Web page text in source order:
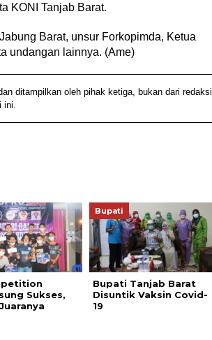
KONI Tanjab Barat.
Barat, unsur Forkopimda, Ketua
undangan lainnya. (Ame)
ditampilkan oleh pihak ketiga, bukan dari redaksi
Sukses,
Bupati
Bupati Tanjab Barat
Disuntik Vaksin Covid-
19